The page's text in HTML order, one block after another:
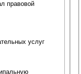
правовой
услуг